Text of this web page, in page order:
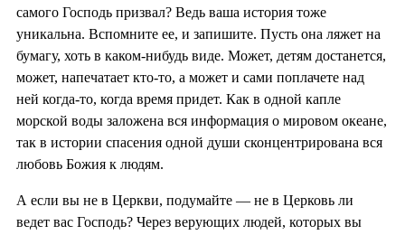
самого Господь призвал? Ведь ваша история тоже
уникальна. Вспомните ее, и запишите. Пусть она ляжет на
бумагу, хоть в каком-нибудь виде. Может, детям достанется,
может, напечатает кто-то, а может и сами поплачете над
ней когда-то, когда время придет. Как в одной капле
морской воды заложена вся информация о мировом океане,
так в истории спасения одной души сконцентрирована вся
любовь Божия к людям.
А если вы не в Церкви, подумайте — не в Церковь ли
ведет вас Господь? Через верующих людей, которых вы